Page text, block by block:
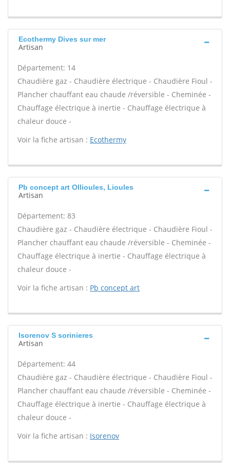
Ecothermy Dives sur mer
Artisan
Département: 14
Chaudière gaz - Chaudière électrique - Chaudière Fioul -
Plancher chauffant eau chaude /réversible - Cheminée -
Chauffage électrique à inertie - Chauffage électrique à
chaleur douce -
Voir la fiche artisan : Ecothermy
Pb concept art Ollioules, Lioules
Artisan
Département: 83
Chaudière gaz - Chaudière électrique - Chaudière Fioul -
Plancher chauffant eau chaude /réversible - Cheminée -
Chauffage électrique à inertie - Chauffage électrique à
chaleur douce -
Voir la fiche artisan : Pb concept art
Isorenov S sorinieres
Artisan
Département: 44
Chaudière gaz - Chaudière électrique - Chaudière Fioul -
Plancher chauffant eau chaude /réversible - Cheminée -
Chauffage électrique à inertie - Chauffage électrique à
chaleur douce -
Voir la fiche artisan : Isorenov